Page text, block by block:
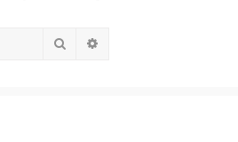
Rechercher